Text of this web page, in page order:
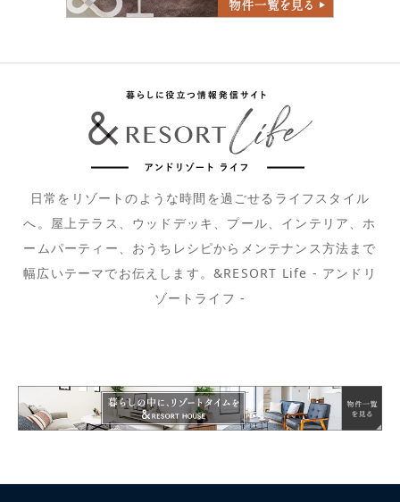
日常をリゾートのような時間を過ごせるライフスタイル
へ。屋上テラス、ウッドデッキ、プール、インテリア、ホ
ームパーティー、おうちレシピからメンテナンス方法まで
幅広いテーマでお伝えします。&RESORT Life - アンドリ
ゾートライフ -